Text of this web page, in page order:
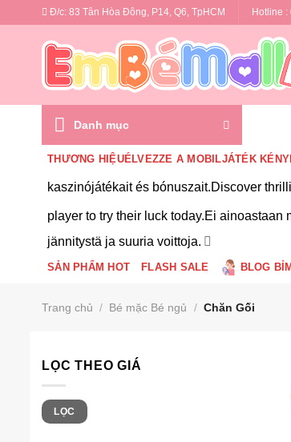
qua
Đ/c: 83 Tân Hòa Đông, P14, Q6, TpHCM Hotline
Danh mục
THƯƠNG HIỆUÉLVEZZE A MOBILJÁTÉK
kaszinójátékait és bónuszait.Discover
player to try their luck today.Ei
jännitystä ja suuria voittoja.
SẢN PHẨM HOT FLASH SALE BLOG
Trang chủ / Bé mặc Bé ngủ / Chăn Gối
LỌC THEO GIÁ
Giá
thấp
nhất
Giá
cao
nhất
LỌC